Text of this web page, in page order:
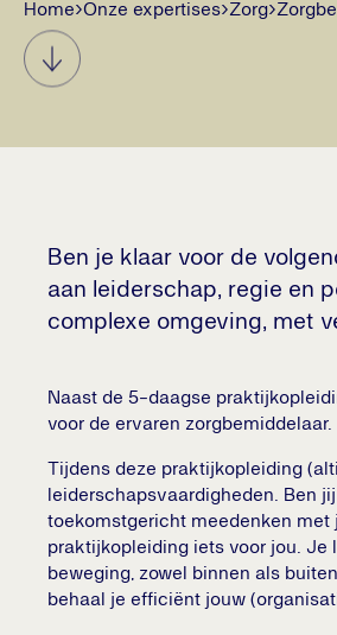
Home›Onze expertises›Zorg›
Ben je klaar voor de
aan leiderschap, regie en
complexe omgeving, met
Naast de 5-daagse
voor de ervaren zorgbemiddelaar. ​
Tijdens deze praktijkopleiding
leiderschapsvaardigheden. Ben
toekomstgericht meedenken met
praktijkopleiding iets voor jou. Je
beweging, zowel binnen als
behaal je efficiënt jouw